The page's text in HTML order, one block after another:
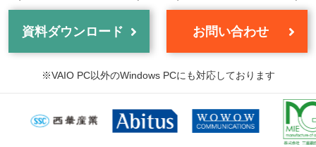
資料ダウンロード お問い合わせ
※VAIO PC以外のWindows PCにも対応しております